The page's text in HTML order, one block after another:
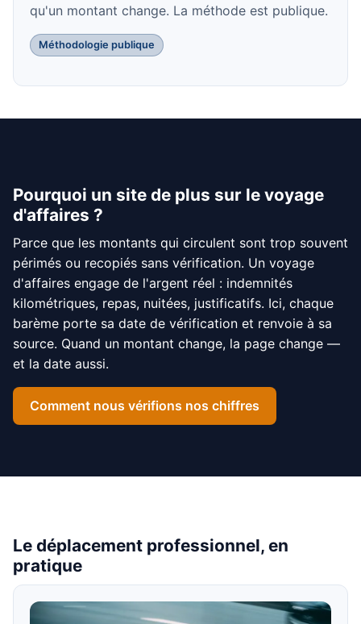
qu'un montant change. La méthode est publique.
Méthodologie publique
Pourquoi un site de plus sur le voyage
d'affaires ?
Parce que les montants qui circulent sont trop souvent
périmés ou recopiés sans vérification. Un voyage
d'affaires engage de l'argent réel : indemnités
kilométriques, repas, nuitées, justificatifs. Ici, chaque
barème porte sa date de vérification et renvoie à sa
source. Quand un montant change, la page change —
et la date aussi.
Comment nous vérifions nos chiffres
Le déplacement professionnel, en
pratique